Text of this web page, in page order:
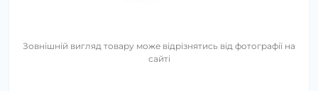
Зовнішній вигляд товару може відрізнятись від фотографії на
сайті